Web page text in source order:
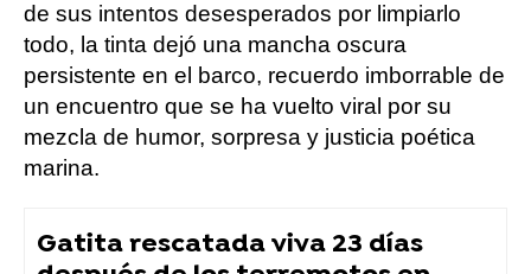
de sus intentos desesperados por limpiarlo
todo, la tinta dejó una mancha oscura
persistente en el barco, recuerdo imborrable de
un encuentro que se ha vuelto viral por su
mezcla de humor, sorpresa y justicia poética
marina.
Gatita rescatada viva 23 días